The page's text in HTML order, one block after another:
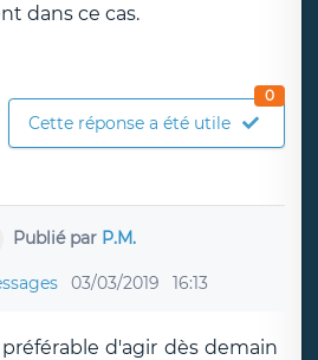
dans ce cas.
Cette réponse a été utile
0
Publié par P.M.
03/03/2019 16:13
d'agir dès demain